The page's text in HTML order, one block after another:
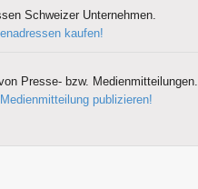
Schweizer Unternehmen.
kaufen!
Presse- bzw. Medienmitteilungen.
publizieren!